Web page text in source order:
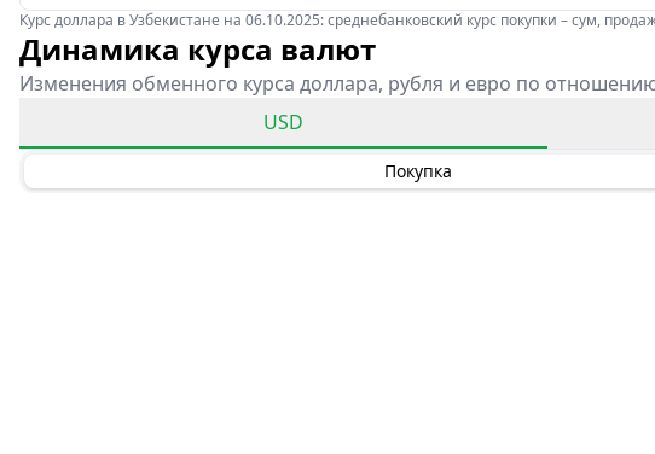
Курс доллара в Узбекистане на 06.10.2025: среднебанковский курс покупки – сум,
Динамика курса валют
Изменения обменного курса доллара, рубля и евро по отношению
USD
Покупка